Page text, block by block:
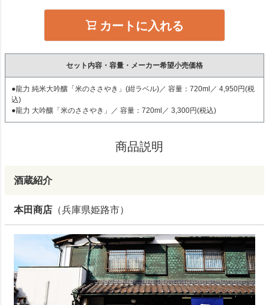
カートに入れる
セット内容・容量・メーカー希望小売価格
●龍力 純米大吟釀「米のささやき」(紺ラベル)／ 容量：720ml／ 4,950円(税
込)
●龍力 大吟釀「米のささやき」／ 容量：720ml／ 3,300円(税込)
商品説明
酒蔵紹介
本田商店 （兵庫県姫路市）